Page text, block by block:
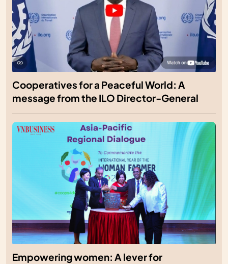
Cooperatives for a Peaceful World: A
message from the ILO Director-General
Empowering women: A lever for